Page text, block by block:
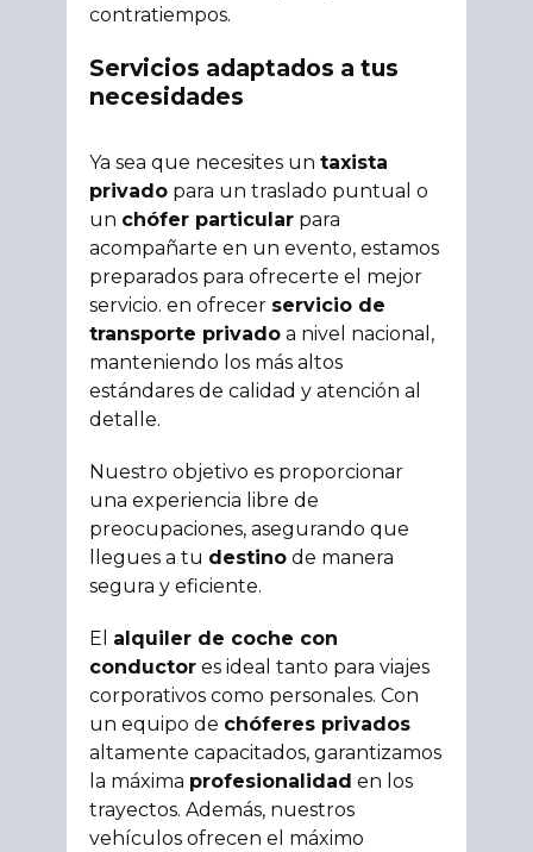
contratiempos.
Servicios adaptados a tus
necesidades
Ya sea que necesites untaxista
privado para un traslado puntual o
un chófer particular para
acompañarte en un evento, estamos
preparados para ofrecerte el mejor
servicio.en ofrecer servicio de
transporte privado a nivel nacional,
manteniendo los más altos
estándares de calidad y atención al
detalle.
Nuestro objetivo es proporcionar
una experiencia libre de
preocupaciones, asegurando que
llegues a tu destino de manera
segura y eficiente.
El alquiler de coche con
conductor es ideal tanto para viajes
corporativos como personales. Con
un equipo de chóferes privados
altamente capacitados, garantizamos
la máxima profesionalidad en los
trayectos. Además, nuestros
vehículos ofrecen el máximo